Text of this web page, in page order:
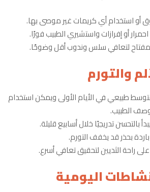
أو استخدام أي كريمات غير موصى بها.
أو إفرازات واستشيري الطبيب فورًا.
لتعافي سلس وندوب أقل وضوحًا.
طبيعي في الأيام الأولى ويمكن استخدام
الطبيب.
بالتحسن تدريجيًا خلال أسابيع قليلة.
بحذر قد يخفف التورم.
راحة الثديين لتحقيق تعافي أسرع.